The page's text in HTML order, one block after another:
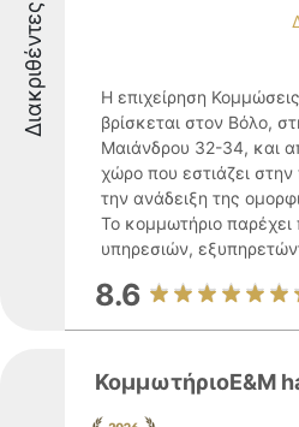
Διακριθέντες
Η επιχείρηση
βρίσκεται στον Βόλο,
Μαιάνδρου 32-34, και
χώρο που εστιάζει στην
την ανάδειξη της
Το κομμωτήριο
υπηρεσιών,
8.6
ΚομμωτήριοE&M